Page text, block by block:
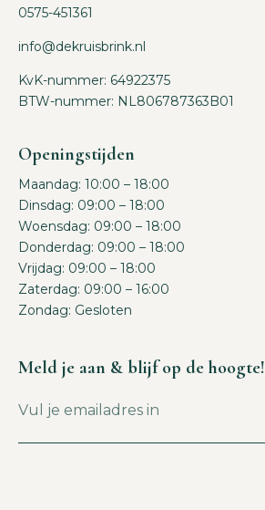
0575-451361
info@dekruisbrink.nl
KvK-nummer: 64922375
BTW-nummer: NL806787363B01
Openingstijden
Maandag: 10:00 – 18:00
Dinsdag: 09:00 – 18:00
Woensdag: 09:00 – 18:00
Donderdag: 09:00 – 18:00
Vrijdag: 09:00 – 18:00
Zaterdag: 09:00 – 16:00
Zondag: Gesloten
Meld je aan & blijf op de hoogte!